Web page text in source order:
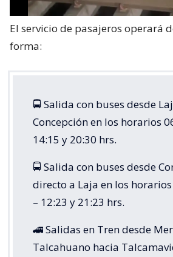
El servicio de pasajeros operará
forma:
🚍 Salida con buses desde
Concepción en los horarios
14:15 y 20:30 hrs.
🚍 Salida con buses desde
directo a Laja en los
– 12:23 y 21:23 hrs.
🚄 Salidas en Tren desde
Talcahuano hacia